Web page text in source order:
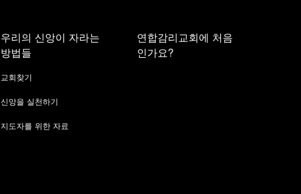
우리의 신앙이 자라는
방법들
교회찾기
신앙을 실천하기
지도자를 위한 자료
연합감리교회에 처음
인가요?